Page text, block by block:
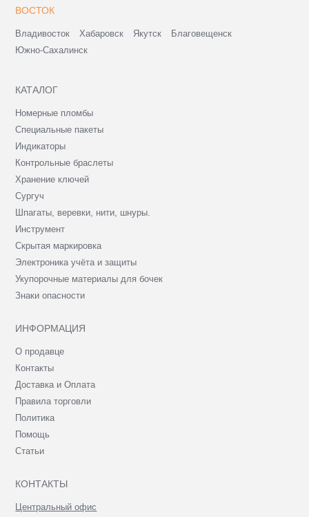
ВОСТОК
Владивосток Хабаровск Якутск
Благовещенск
Южно-Сахалинск
КАТАЛОГ
Номерные пломбы
Специальные пакеты
Индикаторы
Контрольные браслеты
Хранение ключей
Сургуч
Шпагаты, веревки, нити, шнуры.
Инструмент
Скрытая маркировка
Электроника учёта и защиты
Укупорочные материалы для бочек
Знаки опасности
ИНФОРМАЦИЯ
О продавце
Контакты
Доставка и Оплата
Правила торговли
Политика
Помощь
Статьи
КОНТАКТЫ
Центральный офис